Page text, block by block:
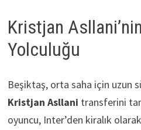
Kristjan
Yolculuğu
Beşiktaş, orta saha için uzun
Kristjan Asllani transferini
oyuncu, Inter’den kiralık